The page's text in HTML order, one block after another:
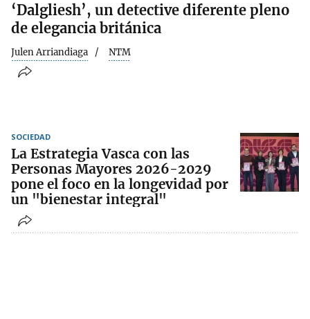
‘Dalgliesh’, un detective diferente pleno
de elegancia británica
Julen Arriandiaga NTM
SOCIEDAD
La Estrategia Vasca con las
Personas Mayores 2026-2029
pone el foco en la longevidad por
un "bienestar integral"